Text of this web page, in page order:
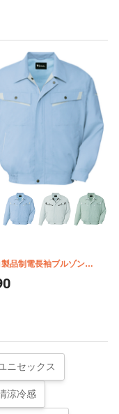
品制電長袖ブルゾン
ニセックス
涼冷感